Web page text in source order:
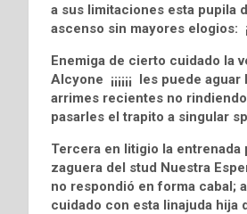
a sus limitaciones esta pupila
ascenso sin mayores elogios:
Enemiga de cierto cuidado la
Alcyone ¡¡¡¡¡¡ les puede
arrimes recientes no
pasarles el trapito a singular
Tercera en litigio la entrenada
zaguera del stud Nuestra
no respondió en forma cabal;
cuidado con esta linajuda hija